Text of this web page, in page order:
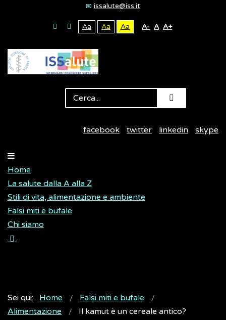
issalute@iss.it
Aa Aa Aa A- A A+
facebook twitter linkedin skype
Home
La salute dalla A alla Z
Stili di vita, alimentazione e ambiente
Falsi miti e bufale
Chi siamo
Sei qui: Home
Falsi miti e bufale
Alimentazione
Il kamut è un cereale antico?